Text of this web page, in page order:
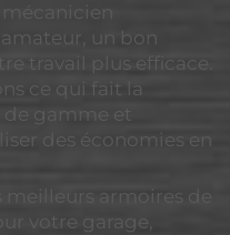
mécanicien
un bon
travail plus efficace.
ce qui fait la
gamme et
des économies en
meilleurs armoires de
votre garage,